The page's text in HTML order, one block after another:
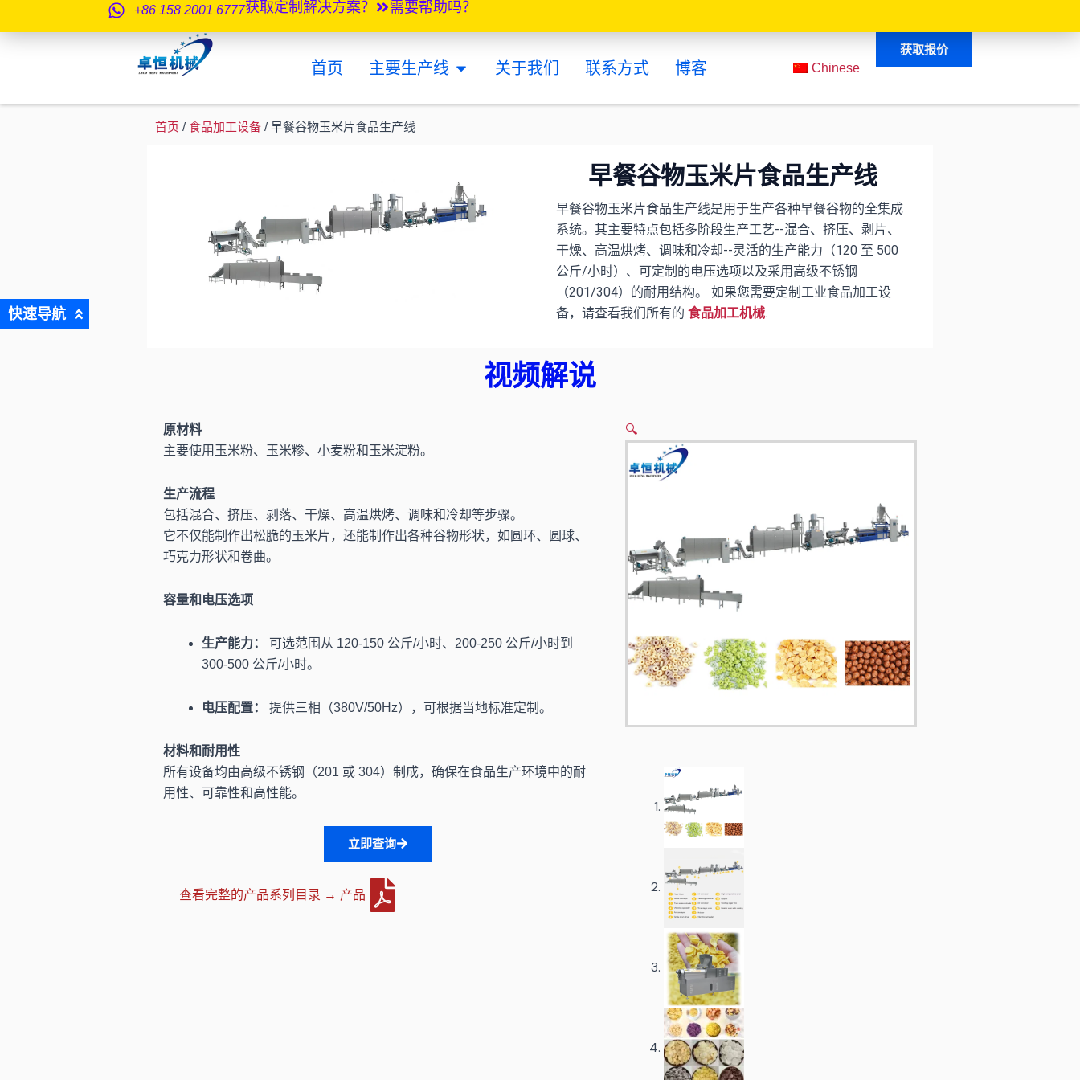
至
+86 158 2001 6777获取定制解决方案？ 需要帮助吗？
首页 主要生产线 打开 MAIN PRODUCTION LINES
关于我们 联系方式 博客 Chinese
获取报价
首页 / 食品加工设备 / 早餐谷物玉米片食品生产线
早餐谷物玉米片食品生产线
早餐谷物玉米片食品生产线是用于生产各种早餐谷物的全集成
系统。其主要特点包括多阶段生产工艺--混合、挤压、剥片、
干燥、高温烘烤、调味和冷却--灵活的生产能力（120 至 500
公斤/小时）、可定制的电压选项以及采用高级不锈钢
（201/304）的耐用结构。 如果您需要定制工业食品加工设
备，请查看我们所有的 食品加工机械.
视频解说
原材料
主要使用玉米粉、玉米糁、小麦粉和玉米淀粉。
生产流程
包括混合、挤压、剥落、干燥、高温烘烤、调味和冷却等步骤。
它不仅能制作出松脆的玉米片，还能制作出各种谷物形状，如圆环、圆球、
巧克力形状和卷曲。
容量和电压选项
生产能力：
可选范围从 120-150 公斤/小时、200-250 公斤/小时到
300-500 公斤/小时。
电压配置： 提供三相（380V/50Hz），可根据当地标准定制。
材料和耐用性
所有设备均由高级不锈钢（201 或 304）制成，确保在食品生产环境中的耐
用性、可靠性和高性能。
立即查询
查看完整的产品系列目录 → 产品
🔍
快速导航